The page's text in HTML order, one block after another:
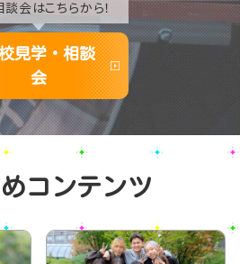
会はこちらから！
見学・相談
会
コンテンツ